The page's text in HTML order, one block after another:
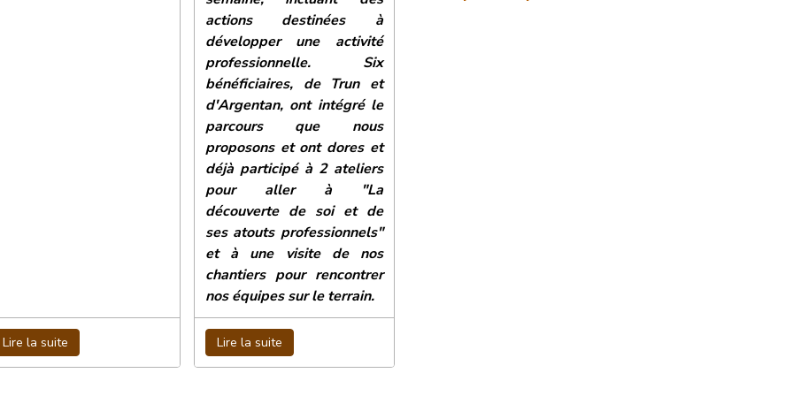
Lire la suite
actions destinées à
développer une activité
professionnelle. Six
bénéficiaires, de Trun et
d'Argentan, ont intégré le
parcours que nous
proposons et ont dores et
déjà participé à 2 ateliers
pour aller à "La
découverte de soi et de
ses atouts professionnels"
et à une visite de nos
chantiers pour rencontrer
nos équipes sur le terrain.
Lire la suite